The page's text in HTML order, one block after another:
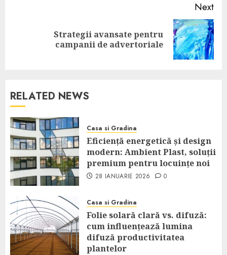
Next
Strategii avansate pentru
campanii de advertoriale
RELATED NEWS
Casa si Gradina
Eficiență energetică și design
modern: Ambient Plast, soluții
premium pentru locuințe noi
28 IANUARIE 2026 0
Casa si Gradina
Folie solară clară vs. difuză:
cum influențează lumina
difuză productivitatea
plantelor